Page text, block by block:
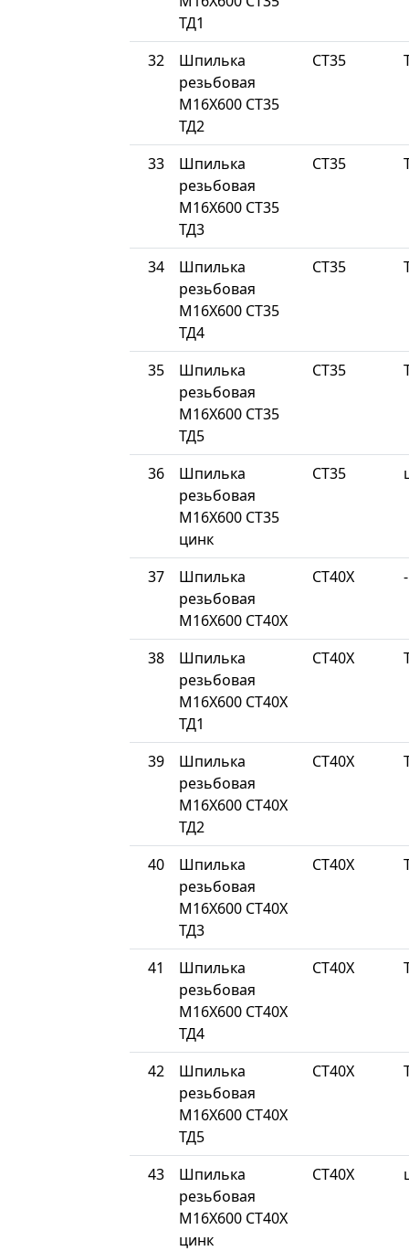
ТД1
32
Шпилька
резьбовая
М16Х600 СТ35
ТД2
СТ35
33
Шпилька
резьбовая
М16Х600 СТ35
ТД3
СТ35
34
Шпилька
резьбовая
М16Х600 СТ35
ТД4
СТ35
35
Шпилька
резьбовая
М16Х600 СТ35
ТД5
СТ35
36
Шпилька
резьбовая
М16Х600 СТ35
цинк
СТ35
37
Шпилька
резьбовая
М16Х600 СТ40Х
СТ40Х -
38
Шпилька
резьбовая
М16Х600 СТ40Х
ТД1
СТ40Х
39
Шпилька
резьбовая
М16Х600 СТ40Х
ТД2
СТ40Х
40
Шпилька
резьбовая
М16Х600 СТ40Х
ТД3
СТ40Х
41
Шпилька
резьбовая
М16Х600 СТ40Х
ТД4
СТ40Х
42
Шпилька
резьбовая
М16Х600 СТ40Х
ТД5
СТ40Х
43
Шпилька
резьбовая
М16Х600 СТ40Х
цинк
СТ40Х